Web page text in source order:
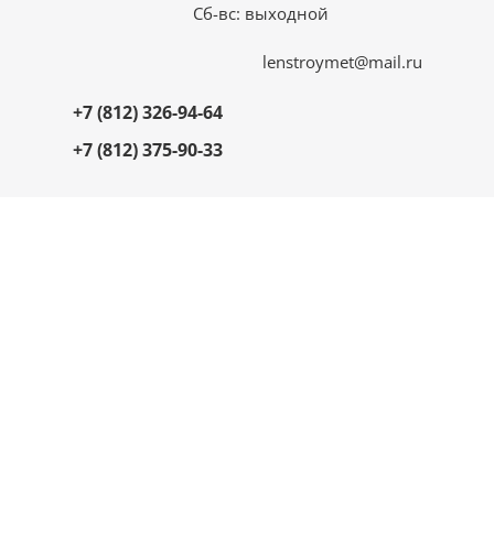
Сб-вс: выходной
+7 (812) 326-94-64
+7 (812) 375-90-33
lenstroymet@mail.ru